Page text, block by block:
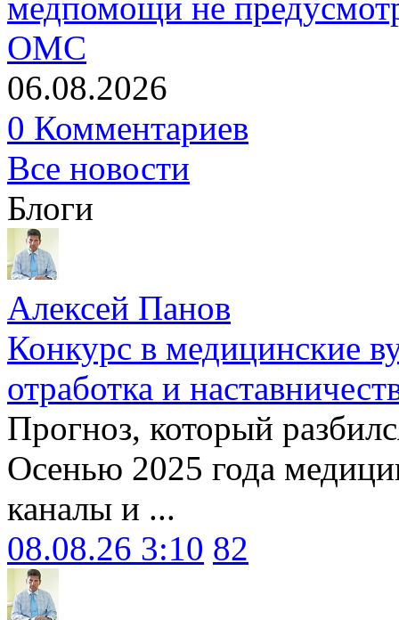
ОМС
06.08.2026
0 Комментариев
Все новости
Блоги
Алексей Панов
Конкурс в медицинские
отработка и
Прогноз, который
Осенью 2025 года
каналы и ...
08.08.26 3:10 82